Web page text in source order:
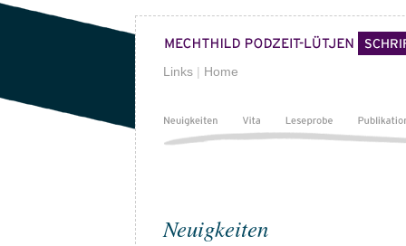
Links | Home
Neuigkeiten